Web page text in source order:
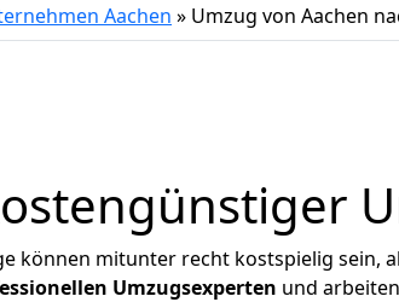
Aachen » Umzug von Aachen
können mitunter recht kostspielig sein,
Umzugsexperten und